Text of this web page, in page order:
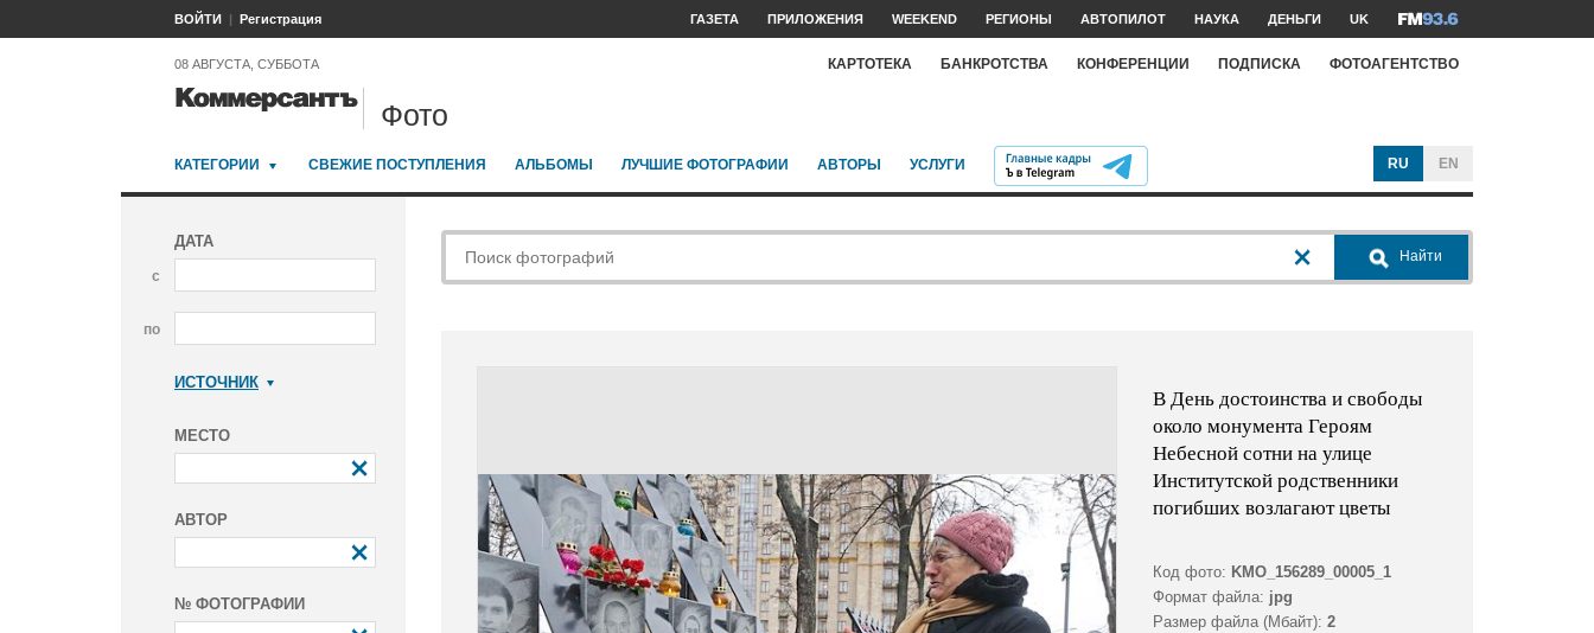
ВОЙТИ Регистрация ГАЗЕТА ПРИЛОЖЕНИЯ WEEKEND РЕГИОНЫ АВТОПИЛОТ НАУКА ДЕНЬГИ UK
08 АВГУСТА, СУББОТА КАРТОТЕКА БАНКРОТСТВА КОНФЕРЕНЦИИ ПОДПИСКА ФОТОАГЕНТСТВО
Фото
КАТЕГОРИИ СВЕЖИЕ ПОСТУПЛЕНИЯ АЛЬБОМЫ ЛУЧШИЕ ФОТОГРАФИИ АВТОРЫ УСЛУГИ RU EN
ДАТА
с
по
ИСТОЧНИК
МЕСТО
АВТОР
№ ФОТОГРАФИИ
Найти
В День достоинства и свободы
около монумента Героям
Небесной сотни на улице
Институтской родственники
погибших возлагают цветы
Код фото: KMO_156289_00005_1
Формат файла: jpg
Размер файла (Мбайт): 2